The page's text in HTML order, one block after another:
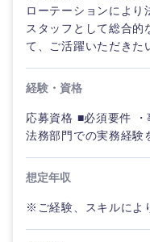
ローテーションにより
スタッフとして総合的
て、ご活躍いただきた
経験・資格
応募資格 ■必須要件 ・
法務部門での実務経験
想定年収
※ご経験、スキルによ